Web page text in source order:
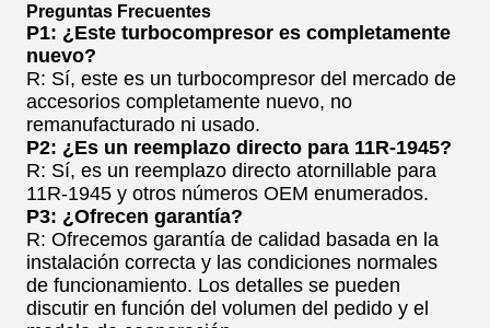
Preguntas Frecuentes
P1: ¿Este turbocompresor es completamente
nuevo?
R: Sí, este es un turbocompresor del mercado de
accesorios completamente nuevo, no
remanufacturado ni usado.
P2: ¿Es un reemplazo directo para 11R-1945?
R: Sí, es un reemplazo directo atornillable para
11R-1945 y otros números OEM enumerados.
P3: ¿Ofrecen garantía?
R: Ofrecemos garantía de calidad basada en la
instalación correcta y las condiciones normales
de funcionamiento. Los detalles se pueden
discutir en función del volumen del pedido y el